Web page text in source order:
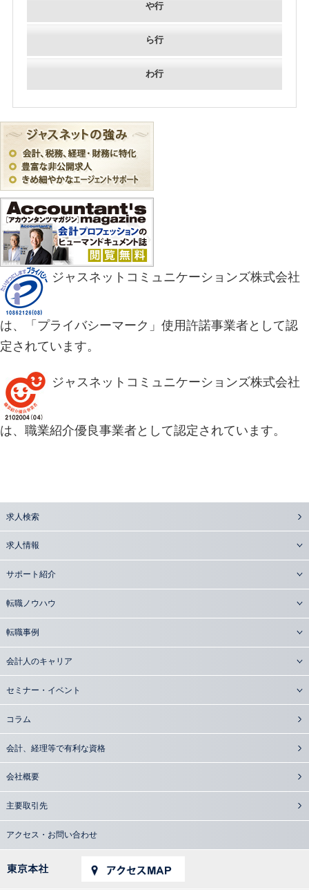
や行
ら行
わ行
ジャスネットコミュニケーションズ株式会社
は、「プライバシーマーク」使用許諾事業者として認
定されています。
ジャスネットコミュニケーションズ株式会社
は、職業紹介優良事業者として認定されています。
求人検索
求人情報
サポート紹介
転職ノウハウ
転職事例
会計人のキャリア
セミナー・イベント
コラム
会計、経理等で有利な資格
会社概要
主要取引先
アクセス・お問い合わせ